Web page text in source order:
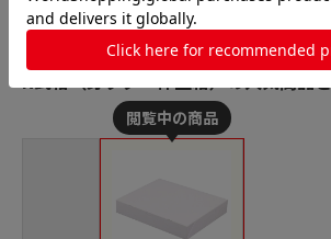
N式箱（身フタ一体型箱）の人気商品